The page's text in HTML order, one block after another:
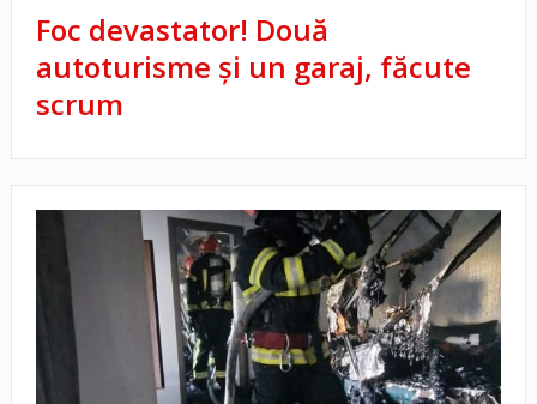
Foc devastator! Două
autoturisme și un garaj, făcute
scrum